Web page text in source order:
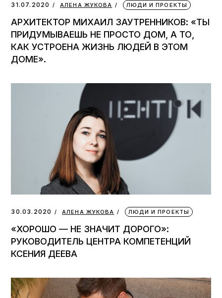
31.07.2020 АЛЕНА ЖУКОВА ЛЮДИ И ПРОЕКТЫ
АРХИТЕКТОР МИХАИЛ ЗАУТРЕННИКОВ: «ТЫ
ПРИДУМЫВАЕШЬ НЕ ПРОСТО ДОМ, А ТО,
КАК УСТРОЕНА ЖИЗНЬ ЛЮДЕЙ В ЭТОМ
ДОМЕ».
30.03.2020 АЛЕНА ЖУКОВА ЛЮДИ И ПРОЕКТЫ
«ХОРОШО — НЕ ЗНАЧИТ ДОРОГО»:
РУКОВОДИТЕЛЬ ЦЕНТРА КОМПЕТЕНЦИЙ
КСЕНИЯ ДЕЕВА